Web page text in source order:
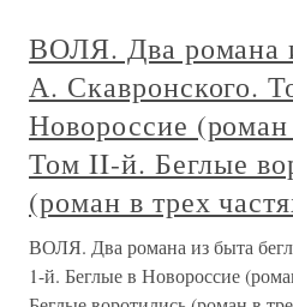
ВОЛЯ. Два романа
А. Скавронского.
Новороссие (роман
Том II-й. Беглые
(роман в трех
ВОЛЯ. Два романа из быта
1-й. Беглые в Новороссие